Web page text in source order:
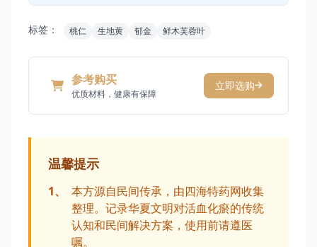
标签： 桃仁 生地黄 郁金 鲜木芙蓉叶
参考购买
优质材料，健康有保障
立即选购
温馨提示
1、
本方源自民间传承，由四海特药网收集
整理。记录华夏文明对活血化瘀的传统
认知和民间解决方案，使用前请遵医
嘱。